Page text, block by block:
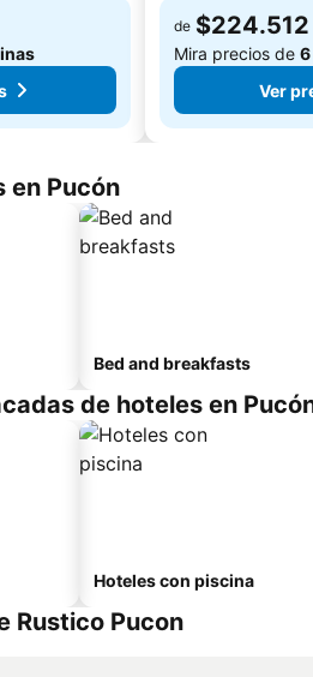
de $224.512
Mira precios de
Ver
en Pucón
Bed and breakfasts
de hoteles en
Hoteles con piscina
Rustico Pucon